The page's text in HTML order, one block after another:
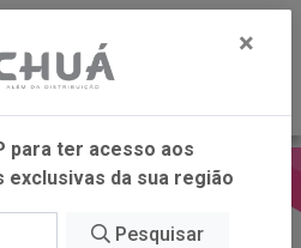
×
para ter acesso aos
da sua região
Pesquisar